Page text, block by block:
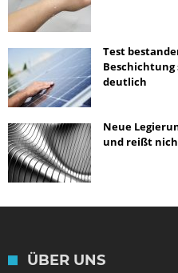
Test
Beschichtung
deutlich
Neue
und reißt
ÜBER UNS